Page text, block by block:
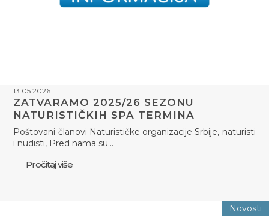
13.05.2026.
ZATVARAMO 2025/26 SEZONU
NATURISTIČKIH SPA TERMINA
Poštovani članovi Naturističke organizacije Srbije, naturisti
i nudisti, Pred nama su…
Pročitaj više
Novosti